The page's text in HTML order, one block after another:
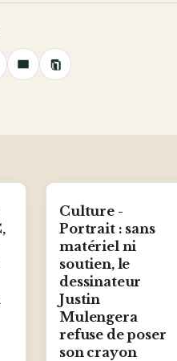
Partager
Copier
le
Culture -
Portrait : sans
matériel ni
soutien, le
dessinateur
Justin
Mulengera
refuse de poser
son crayon